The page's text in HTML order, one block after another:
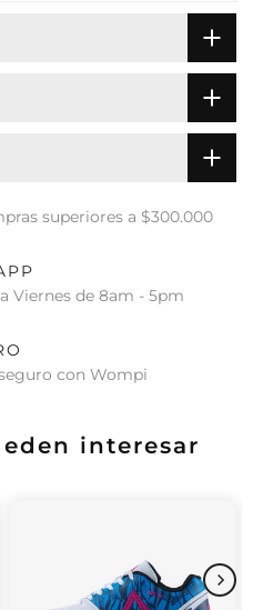
superiores a $300.000
Viernes de 8am - 5pm
con Wompi
interesar